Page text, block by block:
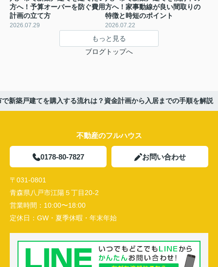
方へ！予算オーバーを防ぐ費用
計画の立て方
2026.07.29
方へ！家事動線が良い間取りの
特徴と時短のポイント
2026.07.22
もっと見る
ブログトップへ
で新築戸建てを購入する流れは？資金計画から入居までの手順を解説
不動産のフルハウス
0178-80-7827 お問い合わせ
〒031-0801
青森県八戸市江陽５丁目20-2
営業時間： 10:00〜18:00
定休日： GW・夏季休暇・年末年始